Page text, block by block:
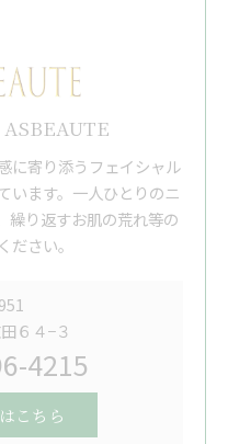
に寄り添うフェイシャル
います。一人ひとりのニ
繰り返すお肌の荒れ等の
さい。
６４−３
4215
こちら